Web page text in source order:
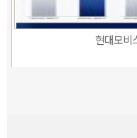
현대모비